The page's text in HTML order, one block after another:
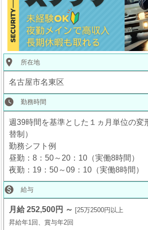
place 所在地
名古屋市名東区
watch_later 勤務時間
週39時間を基準とした１ヵ月単位の変
替制）
勤務シフト例
昼勤：8：50～20：10（実働8時間）
夜勤：19：50～09：10（実働8時間）
 給与
月給 252,500円 ～
25万2500円以上
昇給年1回、賞与年2回